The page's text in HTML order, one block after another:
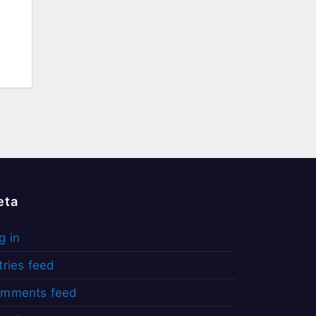
in
feed
feed